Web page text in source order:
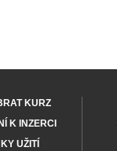
KURZ
K INZERCI
UŽITÍ